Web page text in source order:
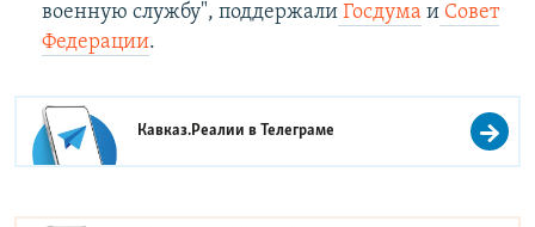
военную службу", поддержалиГосдума иСовет
Федерации.
Кавказ.Реалии вТелеграме